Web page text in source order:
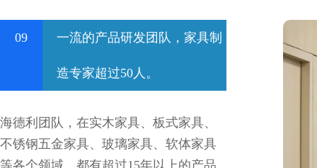
09 一流的产品研发团队，家具制
造专家超过50人。
海德利团队，在实木家具、板式家具、
不锈钢五金家具、玻璃家具、软体家具
等各个领域，都有超过15年以上的产品